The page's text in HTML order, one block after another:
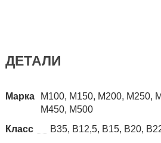
ДЕТАЛИ
Марка
М100, М150, М200, М250,
М450, М500
Класс
B35, В12,5, В15, В20,